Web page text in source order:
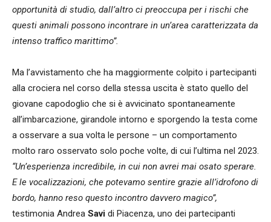
opportunità di studio, dall’altro ci preoccupa per i rischi che
questi animali possono incontrare in un’area caratterizzata da
intenso traffico marittimo”.
Ma l’avvistamento che ha maggiormente colpito i partecipanti
alla crociera nel corso della stessa uscita è stato quello del
giovane capodoglio che si è avvicinato spontaneamente
all’imbarcazione, girandole intorno e sporgendo la testa come
a osservare a sua volta le persone – un comportamento
molto raro osservato solo poche volte, di cui l’ultima nel 2023.
“Un’esperienza incredibile, in cui non avrei mai osato sperare.
E le vocalizzazioni, che potevamo sentire grazie all’idrofono di
bordo, hanno reso questo incontro davvero magico”,
testimonia Andrea Savi di Piacenza, uno dei partecipanti